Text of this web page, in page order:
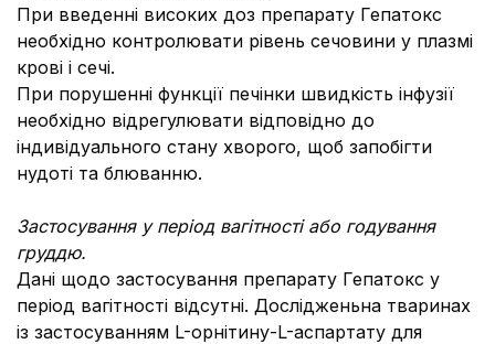
При введенні високих доз препарату Гепатокс
необхідно контролювати рівень сечовини у плазмі
крові і сечі.
При порушенні функції печінки швидкість інфузії
необхідно відрегулювати відповідно до
індивідуального стану хворого, щоб запобігти
нудоті та блюванню.
Застосування у період вагітності або годування
груддю.
Дані щодо застосування препарату Гепатокс у
період вагітності відсутні. Дослідженьна тваринах
із застосуванням L-орнітину-L-аспартату для